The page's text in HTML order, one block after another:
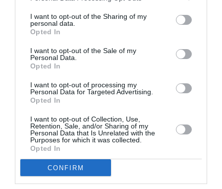
I want to opt-out of the Sharing of my
personal data.
Opted In
I want to opt-out of the Sale of my
Personal Data.
Opted In
I want to opt-out of processing my
Personal Data for Targeted Advertising.
Opted In
I want to opt-out of Collection, Use,
Retention, Sale, and/or Sharing of my
Personal Data that Is Unrelated with the
Purposes for which it was collected.
Opted In
CONFIRM
της Αθήνας
ΜΟΥΣΙΚΗ / ΜΟΥΣΙΚΑ ΝΕΑ
Κάτι Καίγεται 2 –
Ο Μεγάλος
Κύκλος: Η
Νατάσσα
ΘΕΑΤΡΟ - ΧΟΡΟΣ /
ΣΥΝΕΝΤΕΥΞΕΙΣ
Στυλιανίδη:
έχεις δεκαοκτώ